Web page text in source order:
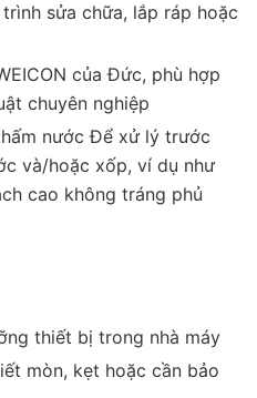
sửa chữa, lắp ráp hoặc
của Đức, phù hợp
chuyên nghiệp
nước Để xử lý trước
và/hoặc xốp, ví dụ như
cao không tráng phủ
thiết bị trong nhà máy
mòn, kẹt hoặc cần bảo